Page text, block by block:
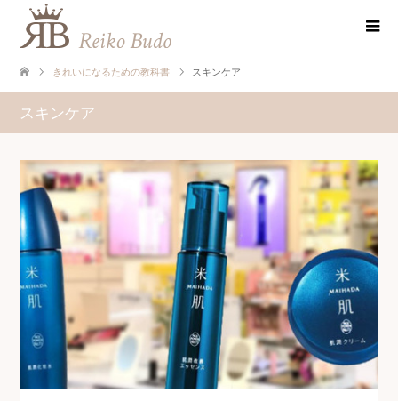
きれいになるための教科書 スキンケア
スキンケア